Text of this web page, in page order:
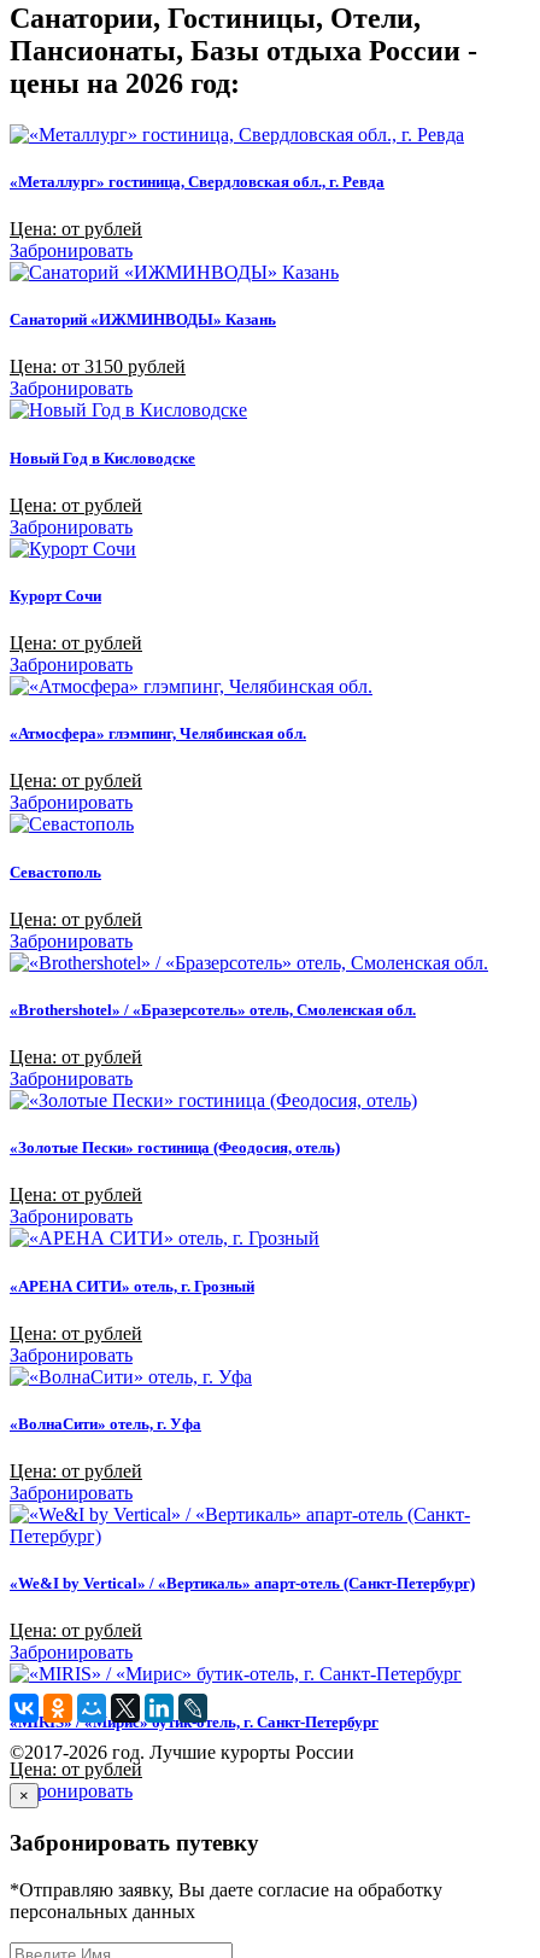
Санатории, Гостиницы, Отели,
Пансионаты, Базы отдыха России -
цены на 2026 год:
«Металлург» гостиница, Свердловская обл., г. Ревда
Цена: от рублей
Забронировать
Санаторий «ИЖМИНВОДЫ» Казань
Цена: от 3150 рублей
Забронировать
Новый Год в Кисловодске
Цена: от рублей
Забронировать
Курорт Сочи
Цена: от рублей
Забронировать
«Атмосфера» глэмпинг, Челябинская обл.
Цена: от рублей
Забронировать
Севастополь
Цена: от рублей
Забронировать
«Brothershotel» / «Бразерсотель» отель, Смоленская обл.
Цена: от рублей
Забронировать
«Золотые Пески» гостиница (Феодосия, отель)
Цена: от рублей
Забронировать
«АРЕНА СИТИ» отель, г. Грозный
Цена: от рублей
Забронировать
«ВолнаСити» отель, г. Уфа
Цена: от рублей
Забронировать
«We&I by Vertical» / «Вертикаль» апарт-отель (Санкт-Петербург)
Цена: от рублей
Забронировать
«MIRIS» / «Мирис» бутик-отель, г. Санкт-Петербург
Цена: от рублей
Забронировать
©2017-2026 год. Лучшие курорты России
×
Забронировать путевку
*Отправляю заявку, Вы даете согласие на обработку
персональных данных